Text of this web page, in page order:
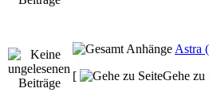
Astra
[
Gehe zu